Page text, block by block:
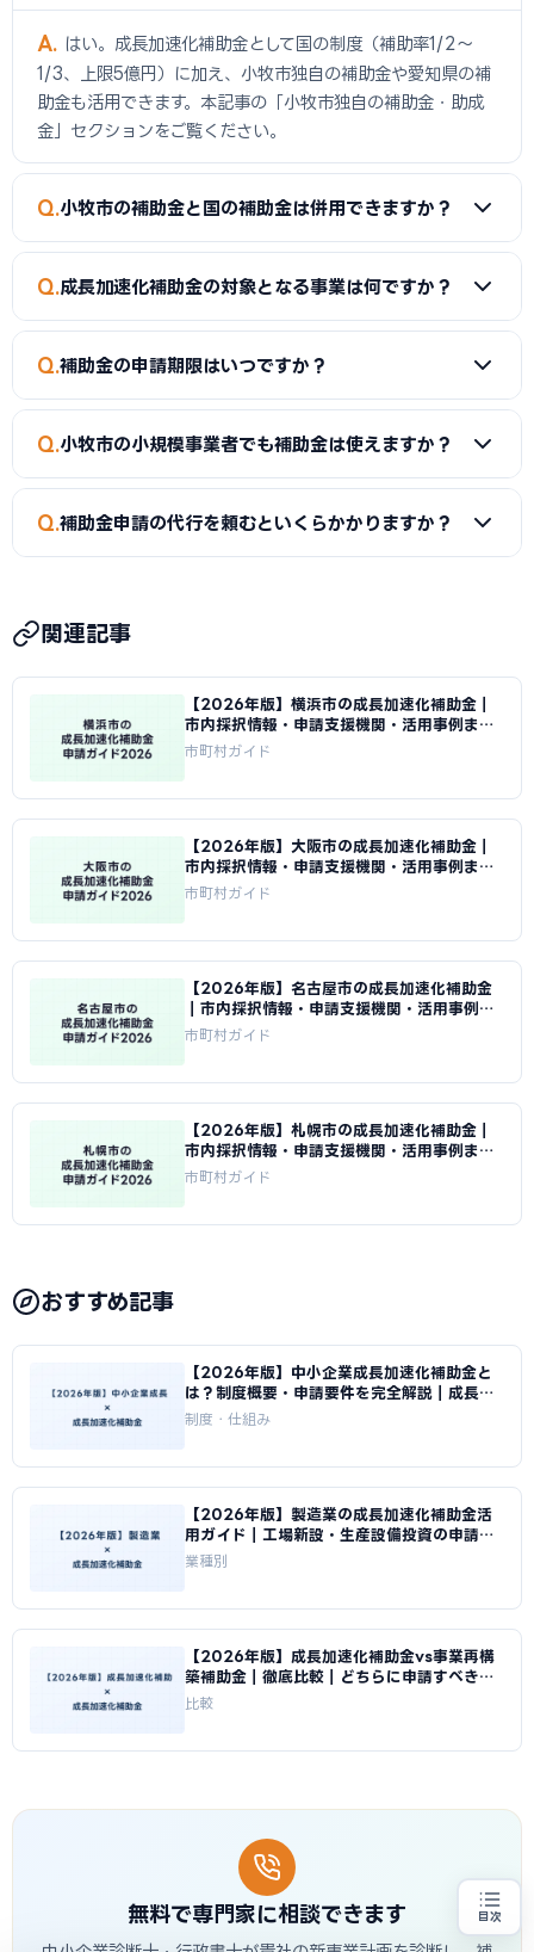
A
はい。成長加速化補助金として国の制度（補助率1/2〜
1/3、上限5億円）に加え、小牧市独自の補助金や愛知県の補
助金も活用できます。本記事の「小牧市独自の補助金・助成
金」セクションをご覧ください。
Q 小牧市の補助金と国の補助金は併用できますか？
A
同一経費への重複申請はできませんが、経費項目を分ける
確認ください。
Q 成長加速化補助金の対象となる事業は何ですか？
A
新市場進出（新たな市場への展開）、新製品開発、事業
が対象です。事業再構築補助金の後継制度として、中小企業の
新たな挑戦を幅広く支援しています。
Q 補助金の申請期限はいつですか？
A
補助金によって異なります。市独自の補助金は予算がなく
ます。
Q 小牧市の小規模事業者でも補助金は使えますか？
A
はい。小規模事業者持続化補助金（上限50〜250万円）
Q 補助金申請の代行を頼むといくらかかりますか？
す。当サイトでは小牧市に対応した専門家を無料でご紹介して
います。
関連記事
【2026年版】横浜市の成長加速化補助金｜
市内採択情報・申請支援機関・活用事例まと
め｜成長加速化補助金ナビ
市町村ガイド
【2026年版】大阪市の成長加速化補助金｜
市内採択情報・申請支援機関・活用事例まと
め｜成長加速化補助金ナビ
市町村ガイド
【2026年版】名古屋市の成長加速化補助金
｜市内採択情報・申請支援機関・活用事例ま
とめ｜成長加速化補助金ナビ
市町村ガイド
【2026年版】札幌市の成長加速化補助金｜
市内採択情報・申請支援機関・活用事例まと
め｜成長加速化補助金ナビ
市町村ガイド
おすすめ記事
【2026年版】中小企業成長加速化補助金と
は？制度概要・申請要件を完全解説｜成長加
速化補助金ナビ
制度・仕組み
【2026年版】製造業の成長加速化補助金活
用ガイド｜工場新設・生産設備投資の申請戦
略｜成長加速化補助金ナビ
業種別
【2026年版】成長加速化補助金vs事業再構
築補助金｜徹底比較｜どちらに申請すべきか
｜成長加速化補助金ナビ
比較
無料で専門家に相談できます 目次
専門家に無料相談する お近くの専門家を探す